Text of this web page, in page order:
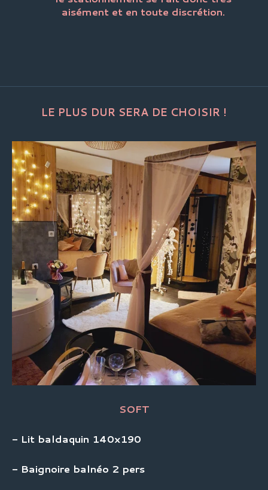
aisément et en toute discrétion.
LE PLUS DUR SERA DE CHOISIR !
SOFT
- Lit baldaquin 140x190
- Baignoire balnéo 2 pers